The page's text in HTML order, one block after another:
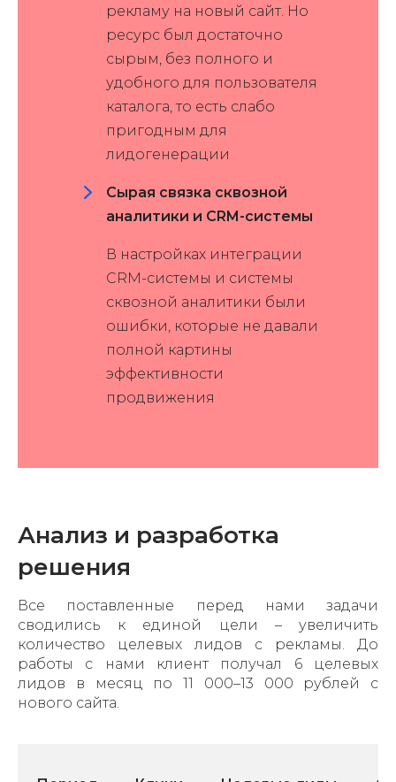
рекламу на новый сайт. Но
ресурс был достаточно
сырым, без полного и
удобного для пользователя
каталога, то есть слабо
пригодным для
лидогенерации
Сырая связка сквозной
аналитики и CRM-системы
В настройках интеграции
CRM-системы и системы
сквозной аналитики были
ошибки, которые не давали
полной картины
эффективности
продвижения
Анализ и разработка
решения
Все поставленные перед нами задачи
сводились к единой цели – увеличить
количество целевых лидов с рекламы. До
работы с нами клиент получал 6 целевых
лидов в месяц по 11 000–13 000 рублей с
нового сайта.